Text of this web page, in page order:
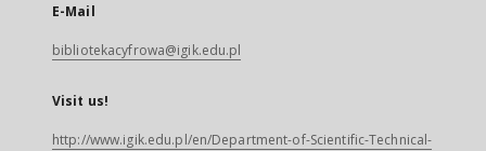
E-Mail
bibliotekacyfrowa@igik.edu.pl
Visit us!
http://www.igik.edu.pl/en/Department-of-Scientific-Technical-